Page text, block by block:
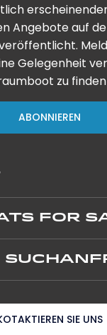
Angebote auf
Gelegenheit
zu
ABONNIEREN
Brokerage
201
Florida United States
FOR
SIE UNS